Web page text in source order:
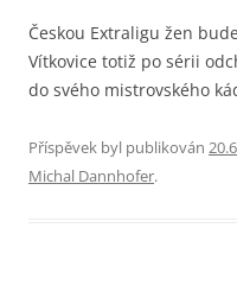
Českou Extraligu žen
Vítkovice totiž po sérii
do svého mistrovského
Příspěvek byl publikován
Michal Dannhofer.